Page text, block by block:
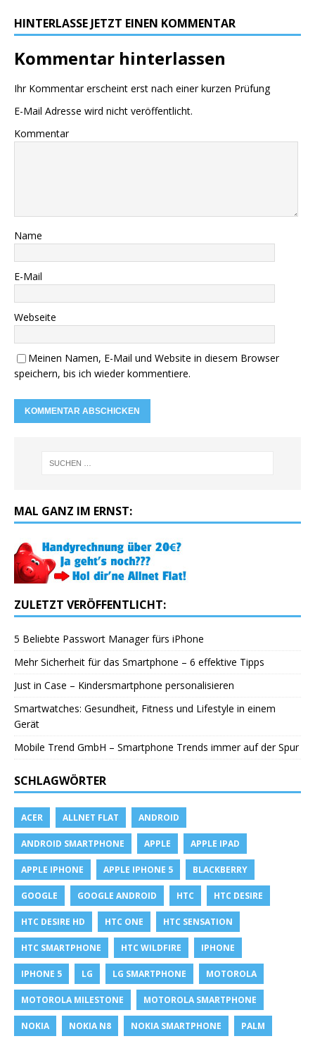
HINTERLASSE JETZT EINEN KOMMENTAR
Kommentar hinterlassen
Ihr Kommentar erscheint erst nach einer kurzen Prüfung
E-Mail Adresse wird nicht veröffentlicht.
Kommentar
Name
E-Mail
Webseite
Meinen Namen, E-Mail und Website in diesem Browser
speichern, bis ich wieder kommentiere.
MAL GANZ IM ERNST:
ZULETZT VERÖFFENTLICHT:
5 Beliebte Passwort Manager fürs iPhone
Mehr Sicherheit für das Smartphone – 6 effektive Tipps
Just in Case – Kindersmartphone personalisieren
Smartwatches: Gesundheit, Fitness und Lifestyle in einem
Gerät
Mobile Trend GmbH – Smartphone Trends immer auf der Spur
SCHLAGWÖRTER
ACER ALLNET FLAT ANDROID
ANDROID SMARTPHONE APPLE APPLE IPAD
APPLE IPHONE APPLE IPHONE 5 BLACKBERRY
GOOGLE GOOGLE ANDROID HTC HTC DESIRE
HTC DESIRE HD HTC ONE HTC SENSATION
HTC SMARTPHONE HTC WILDFIRE IPHONE
IPHONE 5 LG LG SMARTPHONE MOTOROLA
MOTOROLA MILESTONE MOTOROLA SMARTPHONE
NOKIA NOKIA N8 NOKIA SMARTPHONE PALM